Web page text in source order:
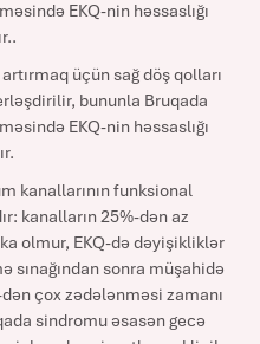
EKQ-nin həssaslığı
üçün sağ döş qolları
bununla Bruqada
EKQ-nin həssaslığı
kanallarının funksional
kanalların 25%-dən az
olmur, EKQ-də dəyişikliklər
sınağından sonra müşahidə
çox zədələnməsi zamanı
sindromu əsasən gecə